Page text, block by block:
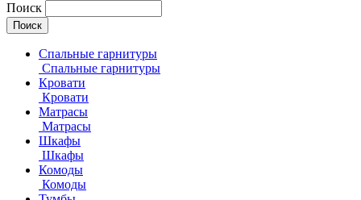
Поиск
Спальные гарнитуры
Спальные гарнитуры
Кровати
Кровати
Матрасы
Матрасы
Шкафы
Шкафы
Комоды
Комоды